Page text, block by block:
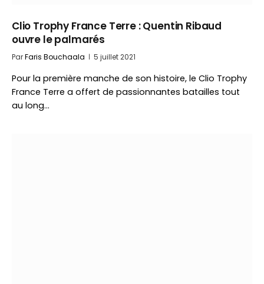
Clio Trophy France Terre : Quentin Ribaud
ouvre le palmarés
ParFaris Bouchaala 5 juillet 2021
Pour la première manche de son histoire, le Clio Trophy
France Terre a offert de passionnantes batailles tout
au long…